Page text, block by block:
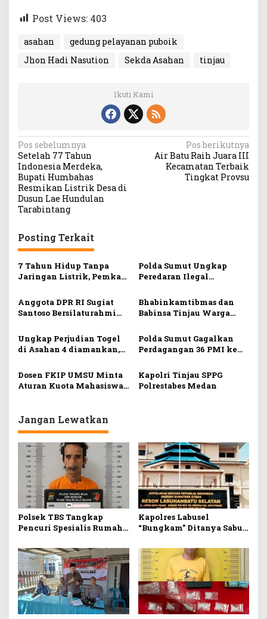
Post Views: 403
asahan
gedung pelayanan puboik
Jhon Hadi Nasution
Sekda Asahan tinjau
Ikuti Kami
N
a
v
i
g
a
s
i
p
o
s
Pos sebelumnya
Setelah 77 Tahun
Indonesia Merdeka,
Bupati Humbahas
Resmikan Listrik Desa di
Dusun Lae Hundulan
Tarabintang
Pos berikutnya
Air Batu Raih Juara III
Kecamatan Terbaik
Tingkat Provsu
Posting Terkait
7 Tahun Hidup Tanpa
Jaringan Listrik, Pemkab
Polda Sumut Ungkap
Peredaran Ilegal
Dua Pelaku Diamankan
Anggota DPR RI Sugiat
Santoso Bersilaturahmi
dari Kabupaten Asahan
Bhabinkamtibmas dan
Babinsa Tinjau Warga
Bedagai
Ungkap Perjudian Togel
di Asahan 4 diamankan,
Reskrimum Polda Sumut
Dihadang Oknum TNI
Polda Sumut Gagalkan
Perdagangan 36 PMI ke
Dosen FKIP UMSU Minta
Aturan Kuota Mahasiswa
Kapolri Tinjau SPPG
Polrestabes Medan
Jangan Lewatkan
Polsek TBS Tangkap
Pencuri Spesialis Rumah
Kapolres Labusel
“Bungkam” Ditanya Sabu